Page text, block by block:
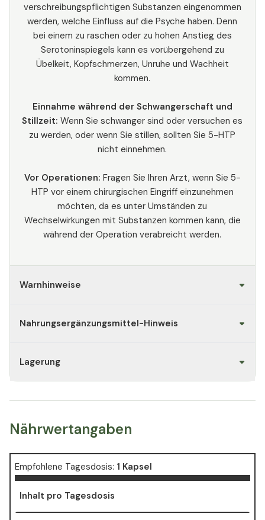
verschreibungspflichtigen Substanzen eingenommen
werden, welche Einfluss auf die Psyche haben. Denn
bei einem zu raschen oder zu hohen Anstieg des
Serotoninspiegels kann es vorübergehend zu
Übelkeit, Kopfschmerzen, Unruhe und Wachheit
kommen.
Einnahme während der Schwangerschaft und
Stillzeit: Wenn Sie schwanger sind oder versuchen es
zu werden, oder wenn Sie stillen, sollten Sie 5-HTP
nicht einnehmen.
Vor Operationen: Fragen Sie Ihren Arzt, wenn Sie 5-
HTP vor einem chirurgischen Eingriff einzunehmen
möchten, da es unter Umständen zu
Wechselwirkungen mit Substanzen kommen kann, die
während der Operation verabreicht werden.
Warnhinweise
Nahrungsergänzungsmittel-Hinweis
Lagerung
Nährwertangaben
Empfohlene Tagesdosis: 1 Kapsel
Inhalt pro Tagesdosis